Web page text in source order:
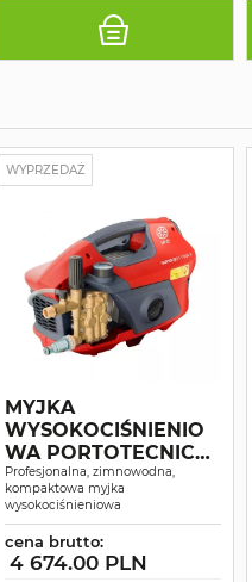
WYPRZEDAŻ
MYJKA
WYSOKOCIŚNIENIO
WA PORTOTECNICA
SUPERJET 1609P
Profesjonalna, zimnowodna,
kompaktowa myjka
wysokociśnieniowa
cena brutto:
4 674.00 PLN